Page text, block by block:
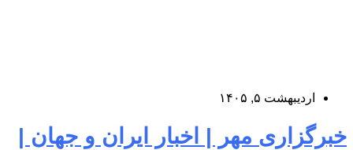
اردیبهشت ۵, ۱۴۰۵
خبرگزاری مهر | اخبار ایران و جهان |